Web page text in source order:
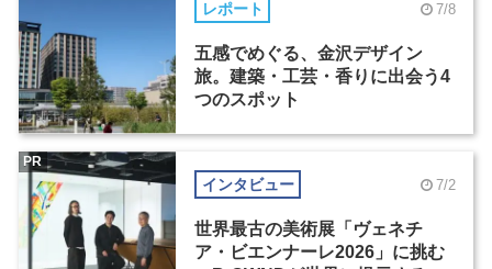
レポート 7/8
五感でめぐる、金沢デザイン
旅。建築・工芸・香りに出会う4
つのスポット
インタビュー 7/2
世界最古の美術展「ヴェネチ
ア・ビエンナーレ2026」に挑む
PR